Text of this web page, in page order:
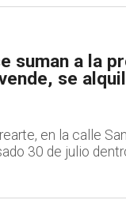
suman a la
se
en la calle
30 de julio